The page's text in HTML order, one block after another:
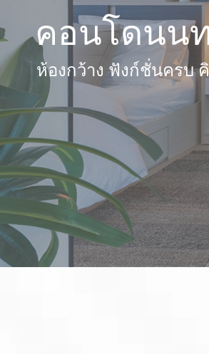
คอนโดนน
ห้องกว้าง ฟังก์ชั่นครบ